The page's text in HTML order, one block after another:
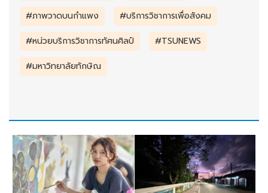
#ภาพวาดบนกำแพง
#บริการวิชาการเพื่อสังคม
#หน่วยบริการวิชาการทัศนศิลป์
#TSUNEWS
#มหาวิทยาลัยทักษิณ